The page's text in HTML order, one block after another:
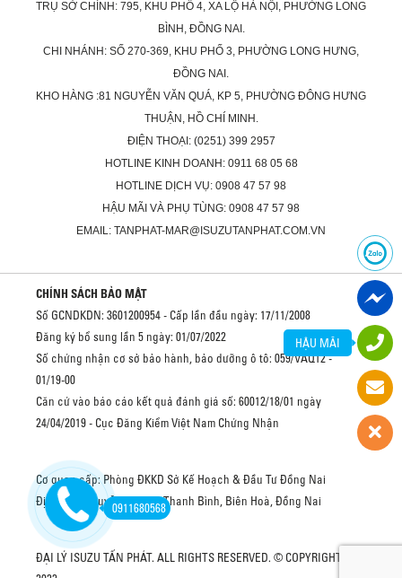
TRỤ SỞ CHÍNH: 795, KHU PHỐ 4, XA LỘ HÀ NỘI, PHƯỜNG LONG
BÌNH, ĐỒNG NAI.
CHI NHÁNH: SỐ 270-369, KHU PHỐ 3, PHƯỜNG LONG HƯNG,
ĐỒNG NAI.
KHO HÀNG :81 NGUYỄN VĂN QUÁ, KP 5, PHƯỜNG ĐÔNG HƯNG
THUẬN, HỒ CHÍ MINH.
ĐIỆN THOẠI: (0251) 399 2957
HOTLINE KINH DOANH: 0911 68 05 68
HOTLINE DỊCH VỤ: 0908 47 57 98
HẬU MÃI VÀ PHỤ TÙNG: 0908 47 57 98
EMAIL: TANPHAT-MAR@ISUZUTANPHAT.COM.VN
CHÍNH SÁCH BẢO MẬT
Số GCNDKDN: 3601200954 - Cấp lần đầu ngày: 17/11/2008
Đăng ký bổ sung lần 5 ngày: 01/07/2022
Số chứng nhận cơ sở bảo hành, bảo dưỡng ô tô: 059/VAQ12 -
01/19-00
Căn cứ vào báo cáo kết quả đánh giá số: 60012/18/01 ngày
24/04/2019 - Cục Đăng Kiểm Việt Nam Chứng Nhận
Cơ quan cấp: Phòng ĐKKD Sở Kế Hoạch & Đầu Tư Đồng Nai
Địa chỉ: 2 Nguyễn Văn Trị, Thanh Bình, Biên Hoà, Đồng Nai
ĐẠI LÝ ISUZU TẤN PHÁT. ALL RIGHTS RESERVED. © COPYRIGHT
0911680568
HẬU MÃI